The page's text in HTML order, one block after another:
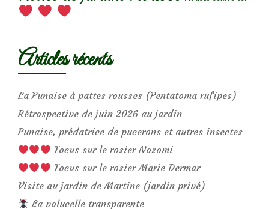
Articles récents
La Punaise à pattes rousses (Pentatoma rufipes)
Rétrospective de juin 2026 au jardin
Punaise, prédatrice de pucerons et autres insectes
Focus sur le rosier Nozomi
Focus sur le rosier Marie Dermar
Visite au jardin de Martine (jardin privé)
La volucelle transparente